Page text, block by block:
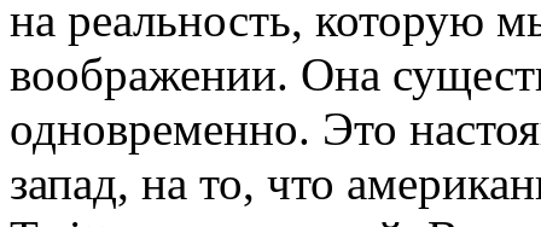
на реальность, которую
воображении. Она
одновременно. Это
запад, на то, что